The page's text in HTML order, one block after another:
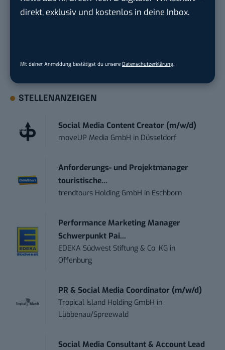
direkt, exklusiv und kostenlos in deine Inbox.
Mit deiner Anmeldung bestätigst du unsere Datenschutzerklärung.
geht? Über 12.000 smarte Leser bekommen jeden
kostenlos anmelden.
STELLENANZEIGEN
Social Media Content Creator (m/w/d)
moveUP Media GmbH in Düsseldorf
Anforderungs- und Projektmanager
touristische...
trendtours Holding GmbH in Eschborn
Performance Marketing Manager
Schwerpunkt Pai...
EDEKA Südwest Stiftung & Co. KG in
Offenburg
PR & Social Media Coordinator (m/w/d)
Tropical Island Holding GmbH in
Lübbenau/Spreewald
Social Media Consultant & Account Lead